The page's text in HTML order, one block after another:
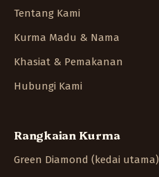
Tentang Kami
Kurma Madu & Nama
Khasiat & Pemakanan
Hubungi Kami
Rangkaian Kurma
Green Diamond (kedai utama)